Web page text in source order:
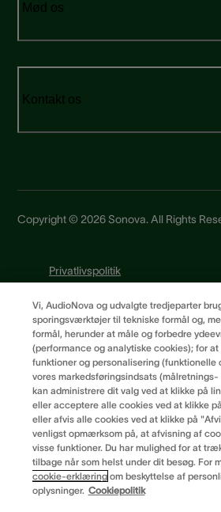
Mød os
Kontakt os
Copyright © 2026 Sonova. All Rights
Privatlivspolitik
Leverandørprincipper
Cookiepræferencer
Vi, AudioNova og udvalgte tredjeparter
sporingsværktøjer til tekniske formål og,
formål, herunder at måle og forbedre
(performance og analytiske cookies); for
funktioner og personalisering
vores markedsføringsindsats (målretnings-
kan administrere dit valg ved at klikke på
eller acceptere alle cookies ved at klikke
eller afvis alle cookies ved at klikke på
venligst opmærksom på, at afvisning af
visse funktioner. Du har mulighed for at
tilbage når som helst under dit besøg. For
cookie-erklæringom beskyttelse af
oplysninger. Cookiepolitik